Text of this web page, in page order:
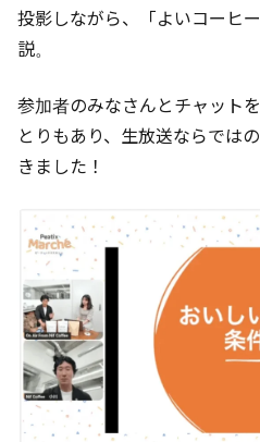
投影しながら、「よいコーヒ
説。
参加者のみなさんとチャット
とりもあり、生放送ならでは
きました！